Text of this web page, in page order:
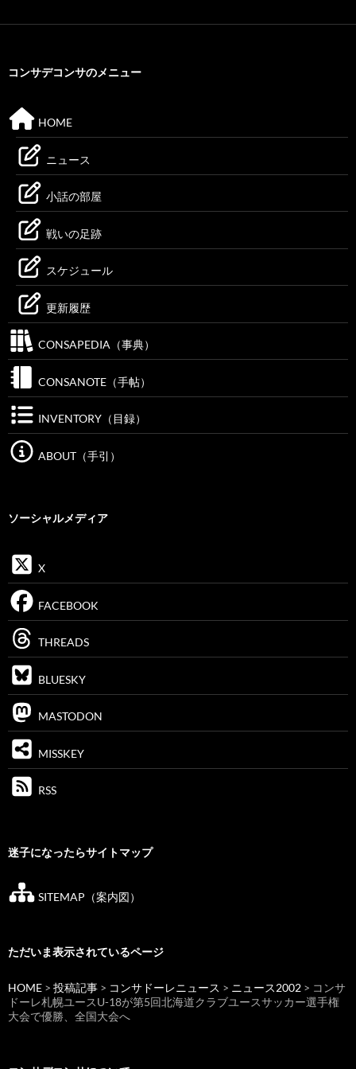
コンサデコンサのメニュー
HOME
ニュース
小話の部屋
戦いの足跡
スケジュール
更新履歴
CONSAPEDIA（事典）
CONSANOTE（手帖）
INVENTORY（目録）
ABOUT（手引）
ソーシャルメディア
X
FACEBOOK
THREADS
BLUESKY
MASTODON
MISSKEY
RSS
迷子になったらサイトマップ
SITEMAP（案内図）
ただいま表示されているページ
HOME > 投稿記事 > コンサドーレニュース > ニュース2002 > コンサ
ドーレ札幌ユースU-18が第5回北海道クラブユースサッカー選手権
大会で優勝、全国大会へ